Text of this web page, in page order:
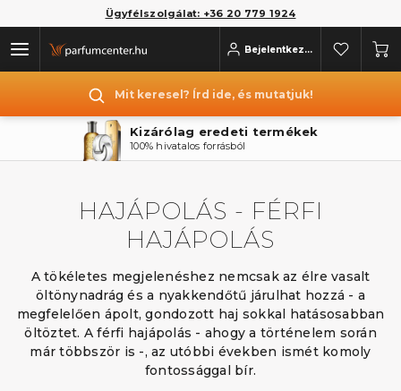
Ügyfélszolgálat: +36 20 779 1924
Bejelentkezés
Mit keresel? Írd ide, és mutatjuk!
Kizárólag eredeti termékek
100% hivatalos forrásból
HAJÁPOLÁS - FÉRFI
HAJÁPOLÁS
A tökéletes megjelenéshez nemcsak az élre vasalt
öltönynadrág és a nyakkendőtű járulhat hozzá - a
megfelelően ápolt, gondozott haj sokkal hatásosabban
öltöztet. A férfi hajápolás - ahogy a történelem során
már többször is -, az utóbbi években ismét komoly
fontossággal bír.